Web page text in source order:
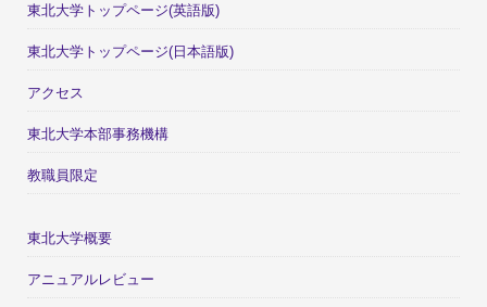
東北大学トップページ(英語版)
東北大学トップページ(日本語版)
アクセス
東北大学本部事務機構
教職員限定
東北大学概要
アニュアルレビュー